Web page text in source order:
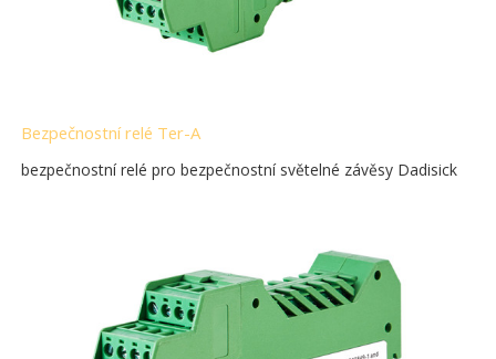
Bezpečnostní relé Ter-A
bezpečnostní relé pro bezpečnostní světelné závěsy Dadisick